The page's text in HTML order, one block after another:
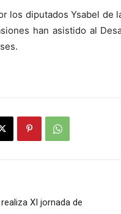
los diputados Ysabel de
han asistido al
XI jornada de